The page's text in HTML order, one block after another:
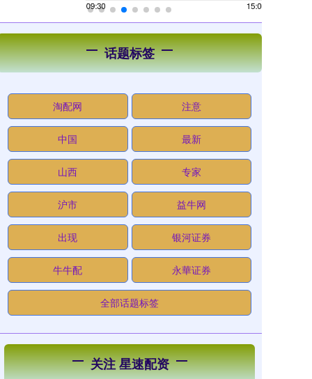
话题标签
淘配网 注意
中国 最新
山西 专家
沪市 益牛网
出现 银河证券
牛牛配 永華证券
全部话题标签
关注 星速配资